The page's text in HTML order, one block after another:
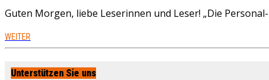
Guten Morgen, liebe Leserinnen und Leser! „Die
WEITER
Unterstützen Sie uns